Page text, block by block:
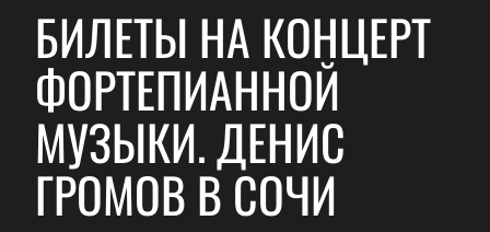
БИЛЕТЫ НА КОНЦЕРТ
ФОРТЕПИАННОЙ
МУЗЫКИ. ДЕНИС
ГРОМОВ В СОЧИ